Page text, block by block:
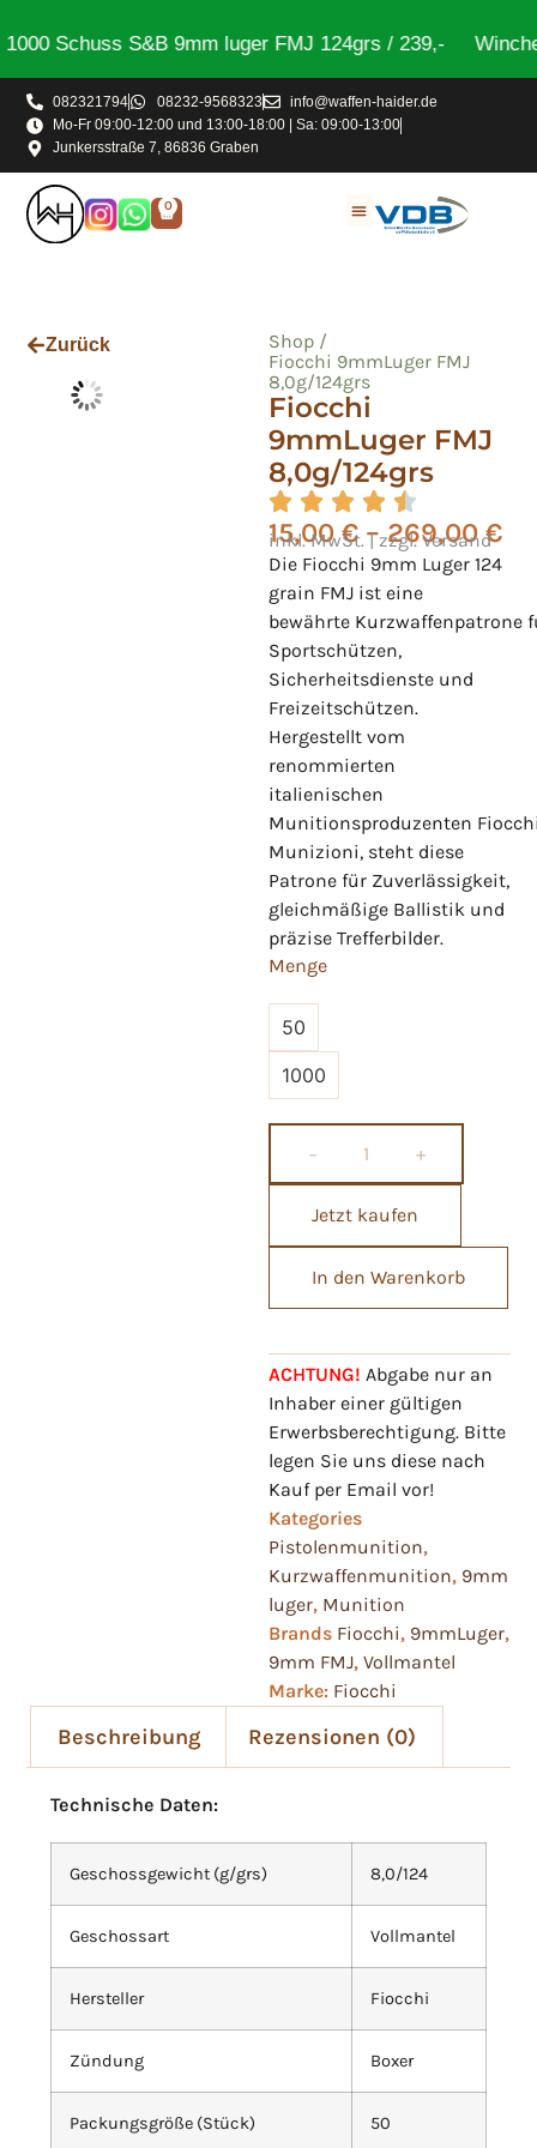
Schuss S&B 9mm luger FMJ 124grs / 239,-
082321794 08232-9568323
info@waffen-haider.de
Mo-Fr 09:00-12:00 und 13:00-18:00 | Sa: 09:00-13:00
Junkersstraße 7, 86836 Graben
0
Fiocchi
9mmLuger FMJ
8,0g/124grs
15,00€ –269,00€
inkl. MwSt. | zzgl. Versand
Die Fiocchi 9mm Luger 124
grain FMJ ist eine
bewährte Kurzwaffenpatrone
Sportschützen,
Sicherheitsdienste und
Freizeitschützen.
Hergestellt vom
renommierten
italienischen
Munitionsproduzenten
Munizioni, steht diese
Patrone für Zuverlässigkeit,
gleichmäßige Ballistik und
präzise Trefferbilder.
Menge
50
1000
− +
Jetzt kaufen
In den Warenkorb
Shop /
Fiocchi 9mmLuger FMJ
8,0g/124grs
ACHTUNG! Abgabe nur an
Inhaber einer gültigen
Erwerbsberechtigung. Bitte
legen Sie uns diese nach
Kauf per Email vor!
Kategories
Pistolenmunition,
Kurzwaffenmunition, 9mm
luger, Munition
Brands Fiocchi, 9mmLuger,
9mm FMJ, Vollmantel
Marke: Fiocchi
Zurück
Beschreibung Rezensionen (0)
Technische Daten:
Geschossgewicht (g/grs) 8,0/124
Geschossart Vollmantel
Hersteller Fiocchi
Zündung Boxer
Packungsgröße (Stück) 50